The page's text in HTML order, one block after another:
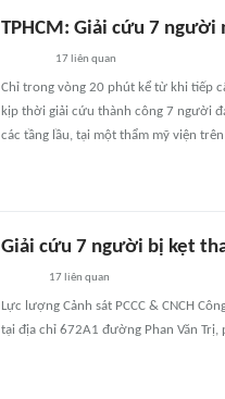
TPHCM: Giải cứu 7
17 liên quan
Chỉ trong vòng 20 phút kể từ khi tiếp
kịp thời giải cứu thành công 7 người
các tầng lầu, tại một thẩm mỹ viện
Giải cứu 7 người bị kẹt
17liên quan
Lực lượng Cảnh sát PCCC & CNCH
tại địa chỉ 672A1 đường Phan Văn Trị,